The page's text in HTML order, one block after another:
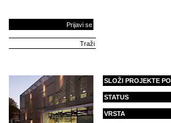
Prijavi se
SLOŽI PROJEKTE PO
STATUS
VRSTA